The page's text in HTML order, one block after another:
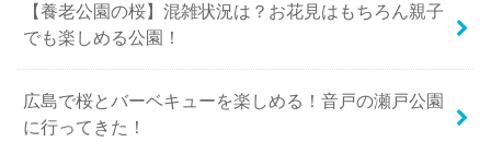
【養老公園の桜】混雑状況は？お花見はもちろん親子
でも楽しめる公園！
広島で桜とバーベキューを楽しめる！音戸の瀬戸公園
に行ってきた！